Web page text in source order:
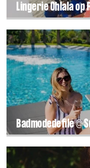
Lingerie Ohlala op
Badmodedefilé @